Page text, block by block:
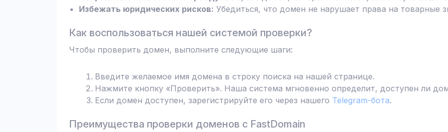
Избежать юридических рисков: Убедиться, что домен не нарушает права на товарные
Как воспользоваться нашей системой проверки?
Чтобы проверить домен, выполните следующие шаги:
Введите желаемое имя домена в строку поиска на нашей странице.
Нажмите кнопку «Проверить». Наша система мгновенно определит, доступен ли
Если домен доступен, зарегистрируйте его через нашего Telegram-бота.
Преимущества проверки доменов с FastDomain